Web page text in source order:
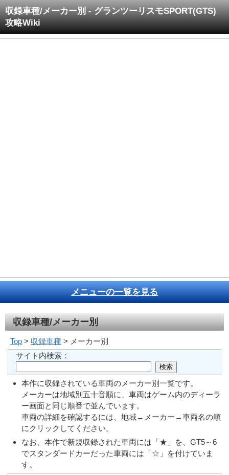
収録車種/メーカー別 - グランツーリスモSPORT(GTS)
攻略Wiki
メニューの一覧を見る
収録車種/メーカー別
Top > 収録車種 > メーカー別
サイト内検索：
本作に収録されている車両のメーカー別一覧です。
メーカーは地域別五十音順に、車両はゲーム内のディーラ
ー画面と同じ順番で並んでいます。
車両の詳細を確認するには、地域→メーカー→車両名の順
にクリックしてください。
なお、本作で新規収録された車両には「★」を、GT5～6
でスタンダードカーだった車両には「☆」を付けていま
す。